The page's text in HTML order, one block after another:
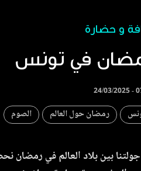
و حضارة
في تونس
24/03/2025 -
رمضان حول العالم الصوم
بين بلاد العالم في